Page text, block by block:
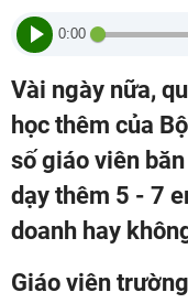
0:00
Vài ngày nữa,
học thêm của
số giáo viên
dạy thêm 5 - 7
doanh hay
Giáo viên